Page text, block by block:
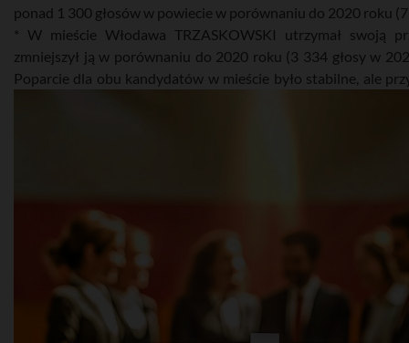
ponad 1 300 głosów w powiecie w porównaniu do 2020 roku
* W mieście Włodawa TRZASKOWSKI utrzymał swoją
zmniejszył ją w porównaniu do 2020 roku (3 334 głosy w
Poparcie dla obu kandydatów w mieście było stabilne, ale